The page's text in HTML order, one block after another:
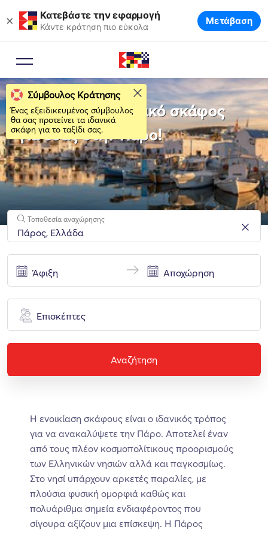
× Κατεβάστε την εφαρμογή
Κάντε κράτηση πιο εύκολα Μετάβαση
Νοικιάστε το ιδανικό σκάφος
για εσάς στην Πάρο!
Τοποθεσία αναχώρησης
Επισκέπτες
Αναζήτηση
H ενοικίαση σκάφους είναι ο ιδανικός τρόπος
για να ανακαλύψετε την Πάρο. Αποτελεί έναν
από τους πλέον κοσμοπολίτικους προορισμούς
των Ελληνικών νησιών αλλά και παγκοσμίως.
Στο νησί υπάρχουν αρκετές παραλίες, με
πλούσια φυσική ομορφιά καθώς και
πολυάριθμα σημεία ενδιαφέροντος που
σίγουρα αξίζουν μια επίσκεψη. Η Πάρος
Σύμβουλος Κράτησης
Ένας εξειδικευμένος σύμβουλος
θα σας προτείνει τα ιδανικά
σκάφη για το ταξίδι σας.